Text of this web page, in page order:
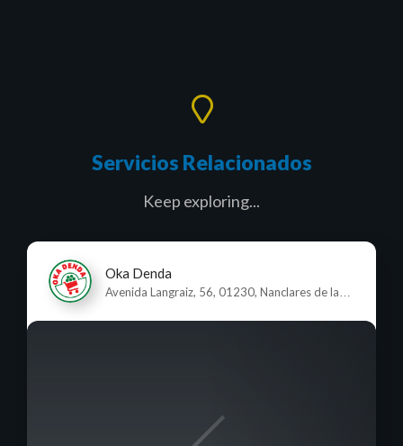
Servicios Relacionados
Keep exploring...
Oka Denda
Avenida Langraiz, 56, 01230, Nanclares de la